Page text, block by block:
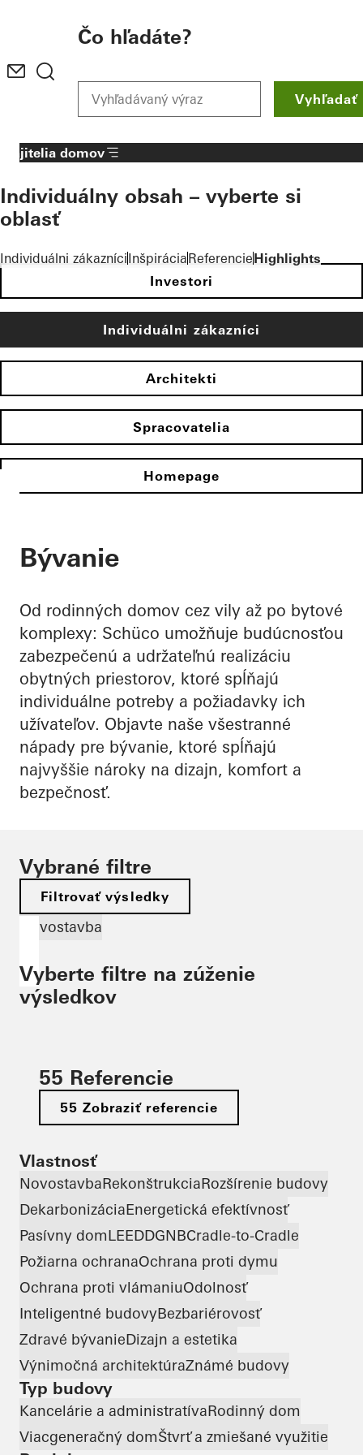
Čo hľadáte?
Vyhľadať
Individuálni zákazníciInšpiráciaReferencieHighlights
Majitelia domov
Individuálny obsah – vyberte si
oblasť
Investori
Individuálni zákazníci
Architekti
Spracovatelia
Homepage
Bývanie
Od rodinných domov cez vily až po bytové
komplexy: Schüco umožňuje budúcnosťou
zabezpečenú a udržateľnú realizáciu
obytných priestorov, ktoré spĺňajú
individuálne potreby a požiadavky ich
užívateľov. Objavte naše všestranné
nápady pre bývanie, ktoré spĺňajú
najvyššie nároky na dizajn, komfort a
bezpečnosť.
Vybrané filtre
Filtrovať výsledky
Novostavba
Vyberte filtre na zúženie
výsledkov
55 Referencie
55 Zobraziť referencie
Vlastnosť
NovostavbaRekonštrukciaRozšírenie budovy
DekarbonizáciaEnergetická efektívnosť
Pasívny domLEEDDGNBCradle-to-Cradle
Požiarna ochranaOchrana proti dymu
Ochrana proti vlámaniuOdolnosť
Inteligentné budovyBezbariérovosť
Zdravé bývanieDizajn a estetika
Výnimočná architektúraZnámé budovy
Typ budovy
Kancelárie a administratívaRodinný dom
Viacgeneračný domŠtvrť a zmiešané využitie